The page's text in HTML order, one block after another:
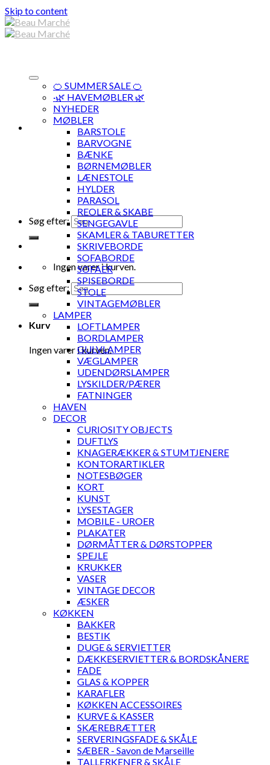
Skip to content
Søg efter:
Ingen varer i kurven.
Søg efter:
Kurv
Ingen varer i kurven.
🍊 SUMMER SALE 🍊
·🌿 HAVEMØBLER 🌿
NYHEDER
MØBLER
BARSTOLE
BARVOGNE
BÆNKE
BØRNEMØBLER
LÆNESTOLE
HYLDER
PARASOL
REOLER & SKABE
SENGEGAVLE
SKAMLER & TABURETTER
SKRIVEBORDE
SOFABORDE
SOFAER
SPISEBORDE
STOLE
VINTAGEMØBLER
LAMPER
LOFTLAMPER
BORDLAMPER
GULVLAMPER
VÆGLAMPER
UDENDØRSLAMPER
LYSKILDER/PÆRER
FATNINGER
HAVEN
DECOR
CURIOSITY OBJECTS
DUFTLYS
KNAGERÆKKER & STUMTJENERE
KONTORARTIKLER
NOTESBØGER
KORT
KUNST
LYSESTAGER
MOBILE - UROER
PLAKATER
DØRMÅTTER & DØRSTOPPER
SPEJLE
KRUKKER
VASER
VINTAGE DECOR
ÆSKER
KØKKEN
BAKKER
BESTIK
DUGE & SERVIETTER
DÆKKESERVIETTER & BORDSKÅNERE
FADE
GLAS & KOPPER
KARAFLER
KØKKEN ACCESSOIRES
KURVE & KASSER
SKÆREBRÆTTER
SERVERINGSFADE & SKÅLE
SÆBER - Savon de Marseille
TALLERKENER & SKÅLE